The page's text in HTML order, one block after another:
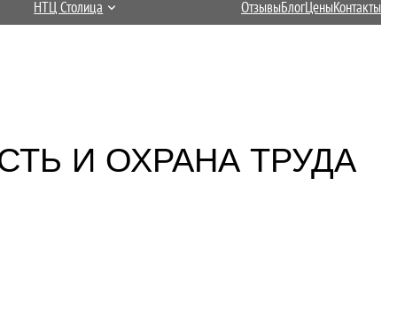
НТЦ Столица ОтзывыБлогЦеныКонтакты
И ОХРАНА ТРУДА